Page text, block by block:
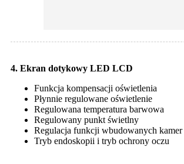
4. Ekran dotykowy LED LCD
Funkcja kompensacji oświetlenia
Płynnie regulowane oświetlenie
Regulowana temperatura barwowa
Regulowany punkt świetlny
Regulacja funkcji wbudowanych kamer
Tryb endoskopii i tryb ochrony oczu